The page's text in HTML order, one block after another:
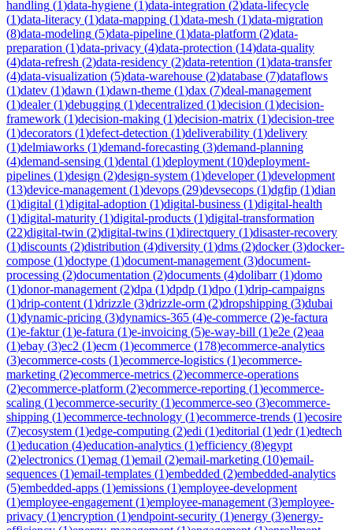
handling (1)data-hygiene (1)data-integration (2)data-lifecycle
(1)data-literacy (1)data-mapping (1)data-mesh (1)data-migration
(8)data-modeling (5)data-pipeline (1)data-platform (2)data-
preparation (1)data-privacy (4)data-protection (14)data-quality
(4)data-refresh (2)data-residency (2)data-retention (1)data-transfer
(4)data-visualization (5)data-warehouse (2)database (7)dataflows
(1)datev (1)dawn (1)dawn-theme (1)dax (7)deal-management
(1)dealer(1)debugging (1)decentralized (1)decision (1)decision-
framework (1)decision-making (1)decision-matrix (1)decision-tree
(1)decorators (1)defect-detection (1)deliverability (1)delivery
(1)delmiaworks (1)demand-forecasting (3)demand-planning
(4)demand-sensing (1)dental (1)deployment (10)deployment-
pipelines (1)design (2)design-system (1)developer(1)development
(13)device-management (1)devops (29)devsecops (1)dgfip (1)dian
(1)digital (1)digital-adoption (1)digital-business (1)digital-health
(1)digital-maturity (1)digital-products (1)digital-transformation
(22)digital-twin (2)digital-twins (1)directquery (1)disaster-recovery
(1)discounts (2)distribution (4)diversity (1)dms (2)docker(3)docker-
compose (1)doctype (1)document-management (3)document-
processing (2)documentation (2)documents (4)dolibarr(1)domo
(1)donor-management (2)dpa (1)dpdp (1)dpo (1)drip-campaigns
(1)drip-content (1)drizzle (3)drizzle-orm (2)dropshipping (3)dubai
(1)dynamic-pricing (3)dynamics-365 (4)e-commerce (2)e-factura
(1)e-faktur(1)e-fatura (1)e-invoicing (5)e-way-bill (1)e2e (2)eaa
(1)ebay (3)ec2 (1)ecm (1)ecommerce (178)ecommerce-analytics
(3)ecommerce-costs (1)ecommerce-logistics (1)ecommerce-
marketing (2)ecommerce-metrics (2)ecommerce-operations
(2)ecommerce-platform (2)ecommerce-reporting (1)ecommerce-
scaling (1)ecommerce-security (1)ecommerce-seo (3)ecommerce-
shipping (1)ecommerce-technology (1)ecommerce-trends (1)ecosire
(7)ecosystem (1)edge-computing (2)edi (1)editorial (1)edr(1)edtech
(1)education (4)education-analytics (1)efficiency (8)egypt
(2)electronics (1)emag (1)email (2)email-marketing (10)email-
sequences (1)email-templates (1)embedded (2)embedded-analytics
(5)embedded-apps (1)emissions (1)employee-development
(1)employee-engagement (1)employee-management (3)employee-
privacy (1)encryption (1)endpoint-security (1)energy (3)energy-